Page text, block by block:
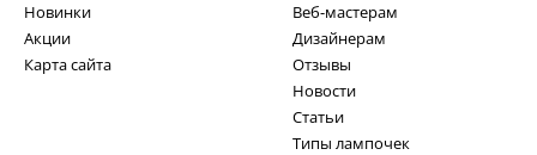
Новинки
Акции
Карта сайта
Веб-мастерам
Дизайнерам
Отзывы
Новости
Статьи
Типы лампочек